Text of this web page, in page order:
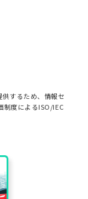
するため、情報セ
制度によるISO/IEC